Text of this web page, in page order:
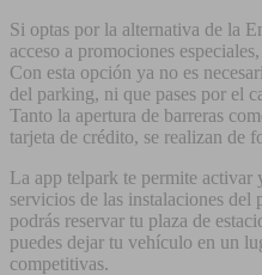
Si optas por la alternativa de la
acceso a promociones
Con esta opción ya no es
del parking, ni que pases por el
Tanto la apertura de barreras
tarjeta de crédito, se realizan de
La app telpark te permite activar
servicios de las instalaciones
podrás reservar tu plaza de
puedes dejar tu vehículo en un
competitivas.